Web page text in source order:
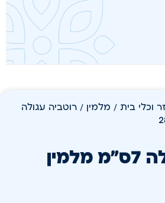
וכלי בית / מלמין / רוטביה עגולה
רוטביה עגולה 7ס"מ מלמין